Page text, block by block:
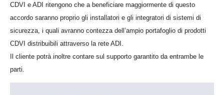
CDVI e ADI ritengono che a beneficiare maggiormente di questo
accordo saranno proprio gli installatori e gli integratori di sistemi di
sicurezza, i quali avranno contezza dell’ampio portafoglio di prodotti
CDVI distribuibili attraverso la rete ADI.
Il cliente potrà inoltre contare sul supporto garantito da entrambe le
parti.